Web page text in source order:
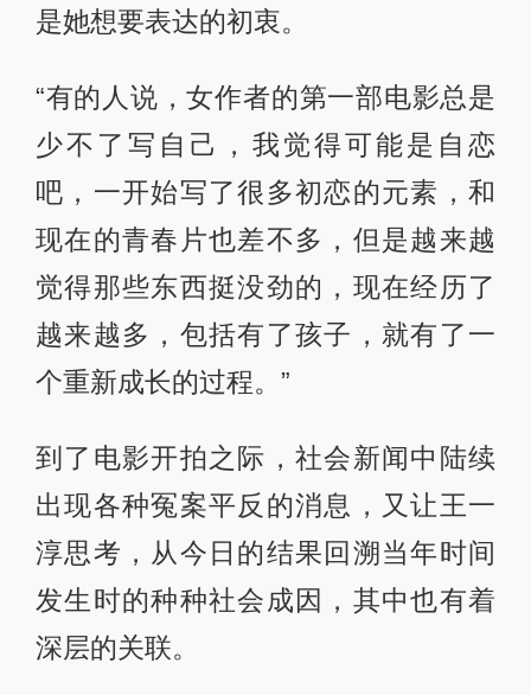
是她想要表达的初衷。
“有的人说，女作者的第一部电影总是
少不了写自己，我觉得可能是自恋
吧，一开始写了很多初恋的元素，和
现在的青春片也差不多，但是越来越
觉得那些东西挺没劲的，现在经历了
越来越多，包括有了孩子，就有了一
个重新成长的过程。”
到了电影开拍之际，社会新闻中陆续
出现各种冤案平反的消息，又让王一
淳思考，从今日的结果回溯当年时间
发生时的种种社会成因，其中也有着
深层的关联。